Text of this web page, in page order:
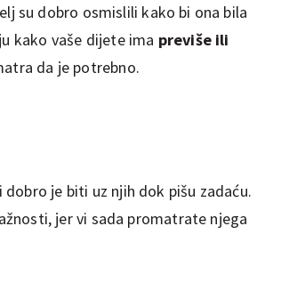
su dobro osmislili kako bi ona bila
kako vaše dijete ima previše ili
da je potrebno.
dobro je biti uz njih dok pišu zadaću.
jer vi sada promatrate njega